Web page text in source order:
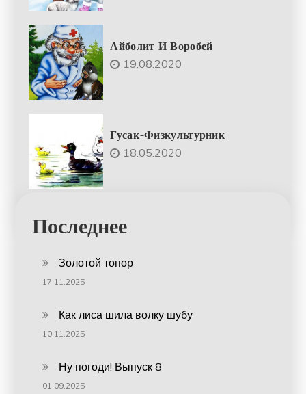
Айболит И Воробей
19.08.2020
Гусак-Физкультурник
18.05.2020
Последнее
Золотой топор
17.11.2025
Как лиса шила волку шубу
10.11.2025
Ну погоди! Выпуск 8
01.09.2025